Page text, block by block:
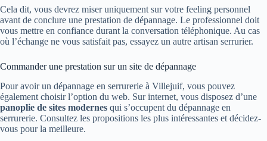
Cela dit, vous devrez miser uniquement sur votre feeling personnel
avant de conclure une prestation de dépannage. Le professionnel doit
vous mettre en confiance durant la conversation téléphonique. Au cas
où l’échange ne vous satisfait pas, essayez un autre artisan serrurier.
Commander une prestation sur un site de dépannage
Pour avoir un dépannage en serrurerie à Villejuif, vous pouvez
également choisir l’option du web. Sur internet, vous disposez d’une
panoplie de sites modernes qui s’occupent du dépannage en
serrurerie. Consultez les propositions les plus intéressantes et décidez-
vous pour la meilleure.